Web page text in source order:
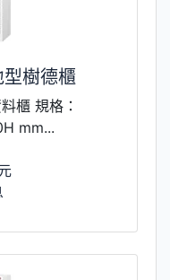
樹德櫃
櫃 規格：
mm...